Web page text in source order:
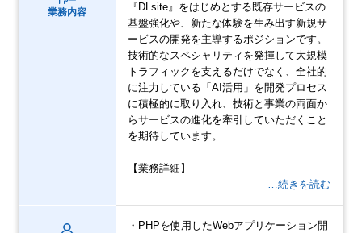
業務内容
『DLsite』をはじめとする既存サービスの
基盤強化や、新たな体験を生み出す新規サ
ービスの開発を主導するポジションです。
技術的なスペシャリティを発揮して大規模
トラフィックを支えるだけでなく、全社的
に注力している「AI活用」を開発プロセス
に積極的に取り入れ、技術と事業の両面か
らサービスの進化を牽引していただくこと
を期待しています。
【業務詳細】
…続きを読む
・PHPを使用したWebアプリケーション開